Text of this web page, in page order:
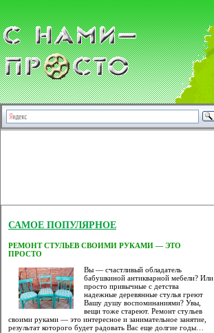
САМОЕ ПОПУЛЯРНОЕ
РЕМОНТ СТУЛЬЕВ СВОИМИ РУКАМИ — ЭТО
ПРОСТО
Вы — счастливый обладатель
бабушкиной антикварной мебели? Или
просто привычные с детства
надежные деревянные стулья греют
Вашу душу воспоминаниями? Увы,
вещи тоже стареют. Ремонт стульев
своими руками — это интересное и занимательное занятие,
результат которого будет радовать Вас еще долгие годы…